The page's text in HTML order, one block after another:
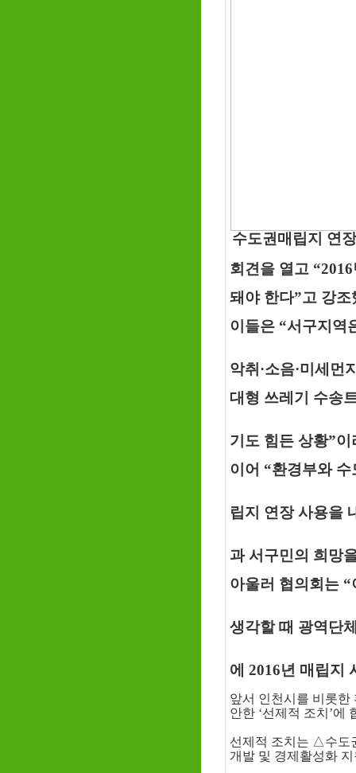
수도권매립지 연
회견을 열고
돼야 한다”고 강조
이들은 “서구지역
악취·소음·미세먼
대형 쓰레기 수송
기도 힘든 상황”
이어 “환경부와
립지 연장 사용을
과 서구민의 희망
아울러 협의회는
생각할 때 광역단
에 2016년 매립지
앞서 인천시를 비롯한
안한 ‘선제적 조치’에
선제적 조치는 △수도
개발 및 경제활성화